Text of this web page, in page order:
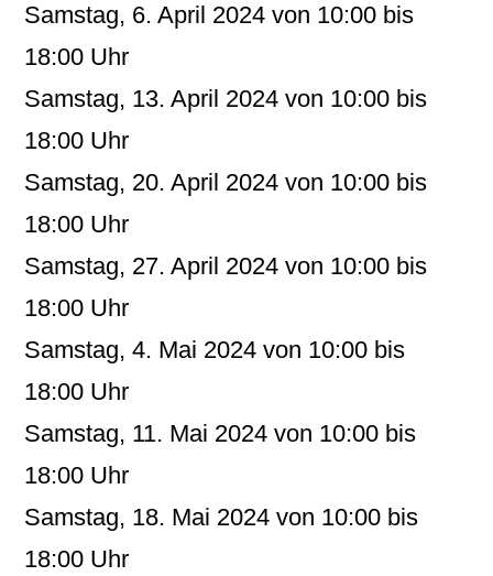
Samstag, 6. April 2024 von 10:00 bis
18:00 Uhr
Samstag, 13. April 2024 von 10:00 bis
18:00 Uhr
Samstag, 20. April 2024 von 10:00 bis
18:00 Uhr
Samstag, 27. April 2024 von 10:00 bis
18:00 Uhr
Samstag, 4. Mai 2024 von 10:00 bis
18:00 Uhr
Samstag, 11. Mai 2024 von 10:00 bis
18:00 Uhr
Samstag, 18. Mai 2024 von 10:00 bis
18:00 Uhr